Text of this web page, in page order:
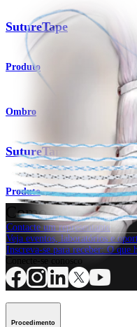
SutureTape
Produto
Ombro
SutureTape
Produto
Como podemos
Contacte um representante
Veja eventos, laboratórios e
Inscreva-se para receber: O que
Conecte-se conosco
Procedimento